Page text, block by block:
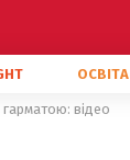
ОСВІТА
відео